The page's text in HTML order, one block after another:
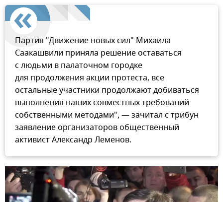
Партия "Движение новых сил" Михаила
Саакашвили приняла решение оставаться
с людьми в палаточном городке
для продолжения акции протеста, все
остальные участники продолжают добиваться
выполнения наших совместных требований
собственными методами", — зачитал с трибун
заявление организаторов общественный
активист Александр Леменов.